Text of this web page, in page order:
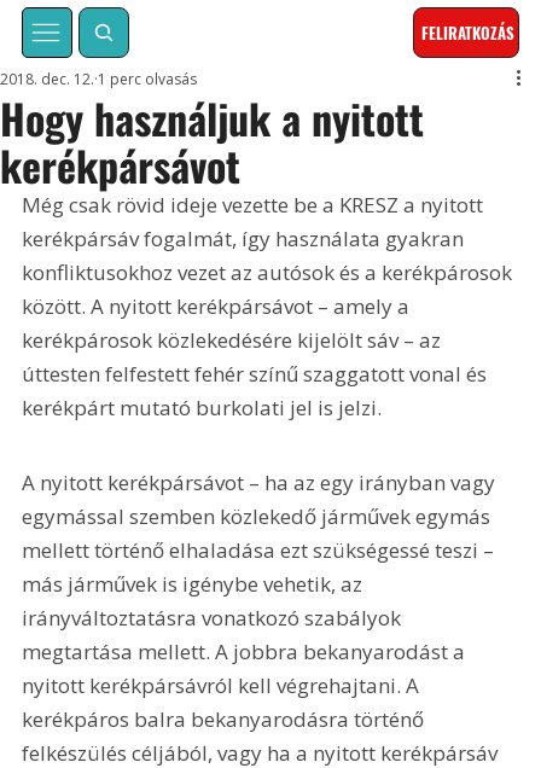
FELIRATKOZÁS
Hogy használjuk a nyitott
kerékpársávot
2018. dec. 12. 1 perc olvasás
Még csak rövid ideje vezette be a KRESZ a nyitott
kerékpársáv fogalmát, így használata gyakran
konfliktusokhoz vezet az autósok és a kerékpárosok
között. A nyitott kerékpársávot – amely a
kerékpárosok közlekedésére kijelölt sáv – az
úttesten felfestett fehér színű szaggatott vonal és
kerékpárt mutató burkolati jel is jelzi.
A nyitott kerékpársávot – ha az egy irányban vagy
egymással szemben közlekedő járművek egymás
mellett történő elhaladása ezt szükségessé teszi –
más járművek is igénybe vehetik, az
irányváltoztatásra vonatkozó szabályok
megtartása mellett. A jobbra bekanyarodást a
nyitott kerékpársávról kell végrehajtani. A
kerékpáros balra bekanyarodásra történő
felkészülés céljából, vagy ha a nyitott kerékpársáv